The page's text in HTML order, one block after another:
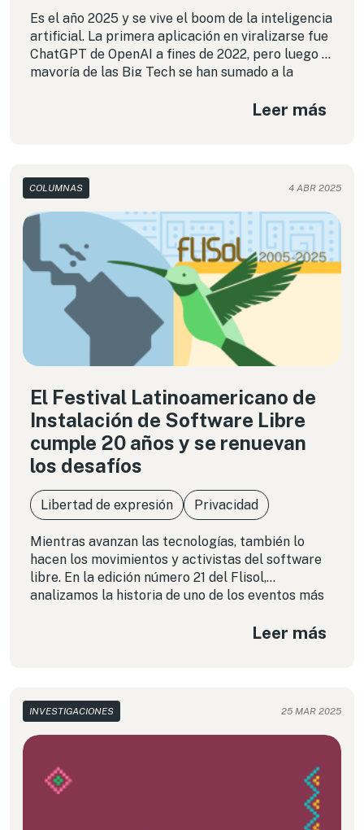
Es el año 2025 y se vive el boom de la inteligencia
artificial. La primera aplicación en viralizarse fue
ChatGPT de OpenAI a fines de 2022, pero luego la
mayoría de las Big Tech se han sumado a la
la vida de la sociedad moderna. En esta columna
Leer más
COLUMNAS 4 ABR 2025
El Festival Latinoamericano de
Instalación de Software Libre
cumple 20 años y se renuevan
los desafíos
Libertad de expresión Privacidad
Mientras avanzan las tecnologías, también lo
hacen los movimientos y activistas del software
libre. En la edición número 21 del Flisol,
analizamos la historia de uno de los eventos más
Leer más
INVESTIGACIONES 25 MAR 2025